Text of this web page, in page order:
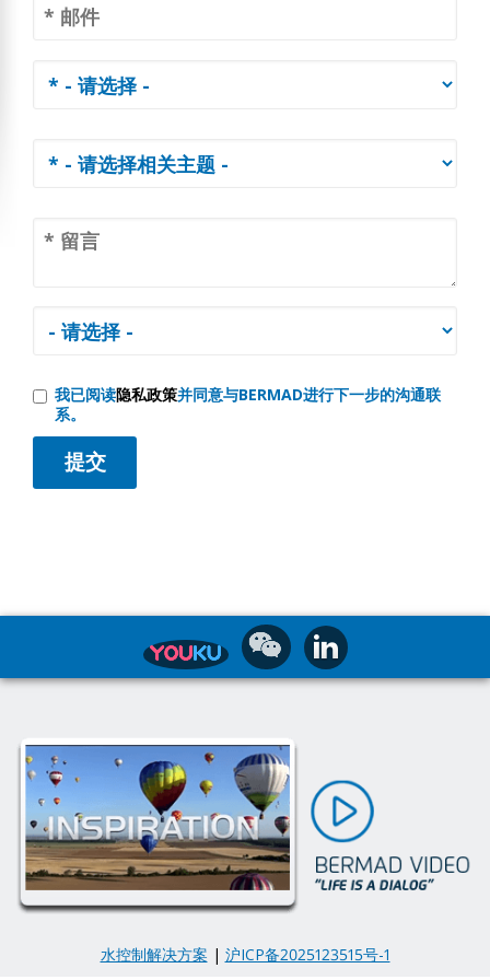
我已阅读隐私政策并同意与BERMAD进行下一步的沟通联
系。
水控制解决方案 | 沪ICP备2025123515号-1